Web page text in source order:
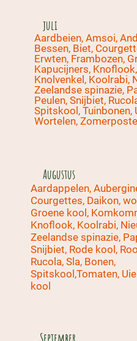
juli
Aardbeien, Amsoi,
Bessen, Biet,
Erwten, Frambozen,
Kapucijners, Knoflook,
Knolvenkel, Koolrabi,
Zeelandse spinazie,
Peulen, Snijbiet,
Spitskool, Tuinbonen,
Wortelen,
Augustus
Aardappelen,
Courgettes, Daikon,
Groene kool,
Knoflook, Koolrabi,
Zeelandse spinazie,
Snijbiet, Rode kool,
Rucola, Sla, Bonen,
Spitskool,Tomaten,
kool